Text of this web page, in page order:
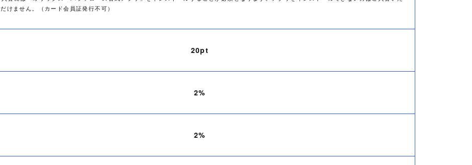
だけません。（カード会員証発行不可）
20pt
2%
2%